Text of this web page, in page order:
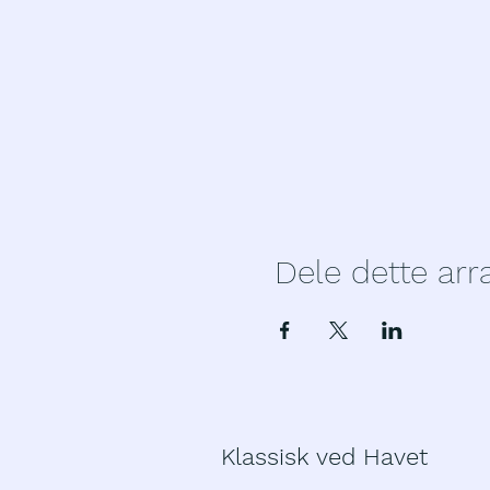
Dele dette
Klassisk ved Havet